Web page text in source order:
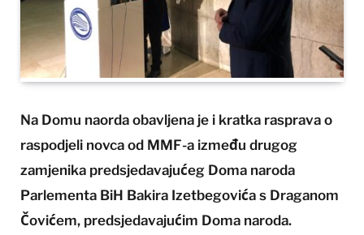
Na Domu naorda obavljena je i kratka rasprava o
raspodjeli novca od MMF-a između drugog
zamjenika predsjedavajućeg Doma naroda
Parlementa BiH Bakira Izetbegovića s Draganom
Čovićem, predsjedavajućim Doma naroda.